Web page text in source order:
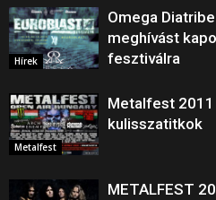
Hírek
Omega
meghívást
fesztiválra
Metalfest
Metalfest
kulisszatitkok
METALFEST